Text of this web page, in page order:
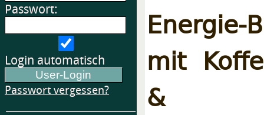
Passwort:
Login automatisch
Passwort vergessen?
Energie-
mit
&